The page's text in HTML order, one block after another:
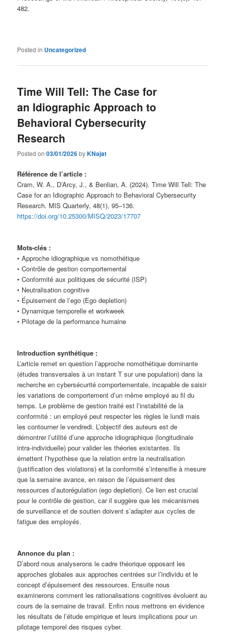
482.
Posted in Uncategorized
Time Will Tell: The Case for
an Idiographic Approach to
Behavioral Cybersecurity
Research
Posted on03/01/2026byKNajat
Référence de l’article :
Cram, W. A., D’Arcy, J., & Benlian, A. (2024). Time Will Tell: The
Case for an Idiographic Approach to Behavioral Cybersecurity
Research. MIS Quarterly, 48(1), 95–136.
https://doi.org/10.25300/MISQ/2023/17707
Mots-clés :
• Approche idiographique vs nomothétique
• Contrôle de gestion comportemental
• Conformité aux politiques de sécurité (ISP)
• Neutralisation cognitive
• Épuisement de l’ego (Ego depletion)
• Dynamique temporelle et workweek
• Pilotage de la performance humaine
Introduction synthétique :
L’article remet en question l’approche nomothétique dominante
(études transversales à un instant T sur une population) dans la
recherche en cybersécurité comportementale, incapable de saisir
les variations de comportement d’un même employé au fil du
temps. Le problème de gestion traité est l’instabilité de la
conformité : un employé peut respecter les règles le lundi mais
les contourner le vendredi. L’objectif des auteurs est de
démontrer l’utilité d’une approche idiographique (longitudinale
intra-individuelle) pour valider les théories existantes. Ils
émettent l’hypothèse que la relation entre la neutralisation
(justification des violations) et la conformité s’intensifie à mesure
que la semaine avance, en raison de l’épuisement des
ressources d’autorégulation (ego depletion). Ce lien est crucial
pour le contrôle de gestion, car il suggère que les mécanismes
de surveillance et de soutien doivent s’adapter aux cycles de
fatigue des employés.
Annonce du plan :
D’abord nous analyserons le cadre théorique opposant les
approches globales aux approches centrées sur l’individu et le
concept d’épuisement des ressources. Ensuite nous
examinerons comment les rationalisations cognitives évoluent au
cours de la semaine de travail. Enfin nous mettrons en évidence
les résultats de l’étude empirique et leurs implications pour un
pilotage temporel des risques cyber.